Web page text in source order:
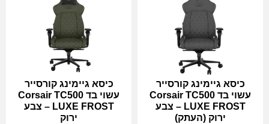
כיסא גיימינג קורסייר
עשוי בד Corsair TC500
LUXE FROST – צבע
ירוק (העתק)
כיסא גיימינג קורסייר
עשוי בד Corsair TC500
LUXE FROST – צבע
ירוק